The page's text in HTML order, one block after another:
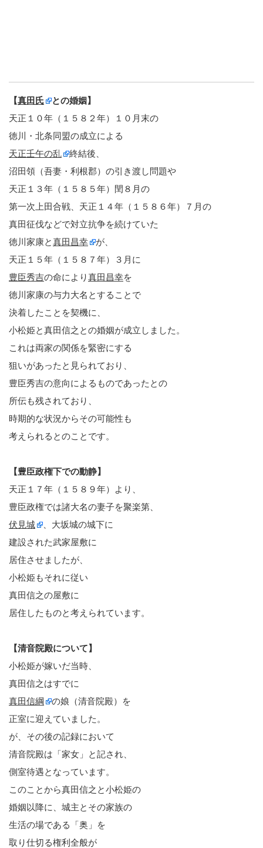
【真田氏
との婚姻】
天正１０年（１５８２年）１０月末の
徳川・北条同盟の成立による
天正壬午の乱
終結後、
沼田領（吾妻・利根郡）の引き渡し問題や
天正１３年（１５８５年）閏８月の
第一次上田合戦、天正１４年（１５８６年）７月の
真田征伐などで対立抗争を続けていた
徳川家康と真田昌幸
が、
天正１５年（１５８７年）３月に
豊臣秀吉の命により真田昌幸を
徳川家康の与力大名とすることで
決着したことを契機に、
小松姫と真田信之との婚姻が成立しました。
これは両家の関係を緊密にする
狙いがあったと見られており、
豊臣秀吉の意向によるものであったとの
所伝も残されており、
時期的な状況からその可能性も
考えられるとのことです。
【豊臣政権下での動静】
天正１７年（１５８９年）より、
豊臣政権では諸大名の妻子を聚楽第、
伏見城
、大坂城の城下に
建設された武家屋敷に
居住させましたが、
小松姫もそれに従い
真田信之の屋敷に
居住したものと考えられています。
【清音院殿について】
小松姫が嫁いだ当時、
真田信之はすでに
真田信綱
の娘（清音院殿）を
正室に迎えていました。
が、その後の記録において
清音院殿は「家女」と記され、
側室待遇となっています。
このことから真田信之と小松姫の
婚姻以降に、城主とその家族の
生活の場である「奥」を
取り仕切る権利全般が